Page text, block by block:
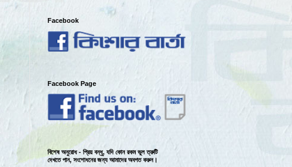
Facebook
Facebook Page
বিশেষ অনুরোধ - প্রিয় বন্ধু, যদি কোন রকম ভুল ত্রুটি
দেখতে পান, সংশোধনের জন্য আমাদের অবগত করুন।